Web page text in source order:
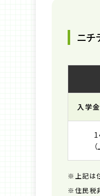
ニ
入学
※上記は
※住民税